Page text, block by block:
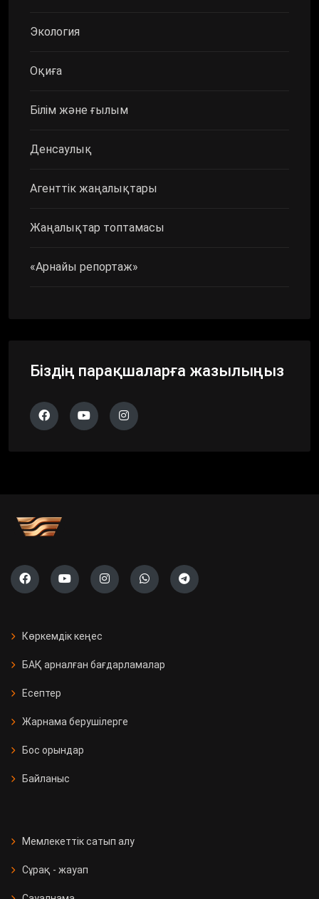
Экология
Оқиға
Білім және ғылым
Денсаулық
Агенттік жаңалықтары
Жаңалықтар топтамасы
«Арнайы репортаж»
Біздің парақшаларға жазылыңыз
Көркемдік кеңес
БАҚ арналған бағдарламалар
Есептер
Жарнама берушілерге
Бос орындар
Байланыс
Мемлекеттік сатып алу
Сұрақ - жауап